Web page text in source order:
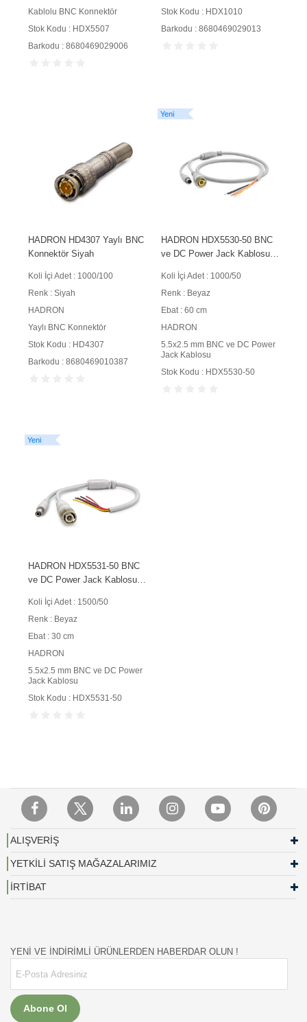
Kablolu BNC Konnektör
Stok Kodu : HDX5507
Barkodu : 8680469029006
Stok Kodu : HDX1010
Barkodu : 8680469029013
HADRON HD4307 Yaylı BNC
Konnektör Siyah
Koli İçi Adet : 1000/100
Renk : Siyah
HADRON
Yaylı BNC Konnektör
Stok Kodu : HD4307
Barkodu : 8680469010387
Yeni
HADRON HDX5530-50 BNC
ve DC Power Jack Kablosu
Paket Beyaz
Koli İçi Adet : 1000/50
Renk : Beyaz
Ebat : 60 cm
HADRON
5.5x2.5 mm BNC ve DC Power
Jack Kablosu
Stok Kodu : HDX5530-50
Yeni
HADRON HDX5531-50 BNC
ve DC Power Jack Kablosu
Paket Beyaz
Koli İçi Adet : 1500/50
Renk : Beyaz
Ebat : 30 cm
HADRON
5.5x2.5 mm BNC ve DC Power
Jack Kablosu
Stok Kodu : HDX5531-50
ALIŞVERİŞ
YETKİLİ SATIŞ MAĞAZALARIMIZ
İRTİBAT
YENİ VE İNDİRİMLİ ÜRÜNLERDEN HABERDAR OLUN !
Abone Ol